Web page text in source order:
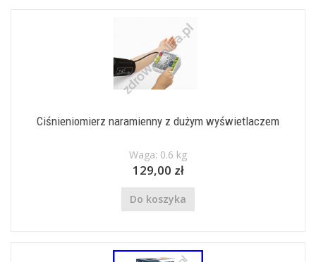
Ciśnieniomierz naramienny z dużym wyświetlaczem
Waga: 0.6 kg
129,00 zł
Do koszyka